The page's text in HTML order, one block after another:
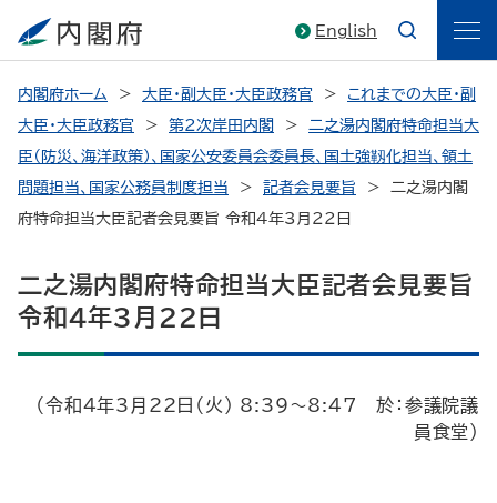
English
内閣府ホーム 大臣・副大臣・大臣政務官
これまでの大臣・副
大臣・大臣政務官
第2次岸田内閣
二之湯内閣府特命担当大
臣（防災、海洋政策）、国家公安委員会委員長、国土強靱化担当、領土
問題担当、国家公務員制度担当
記者会見要旨
二之湯内閣
府特命担当大臣記者会見要旨 令和4年3月22日
二之湯内閣府特命担当大臣記者会見要旨
令和4年3月22日
（令和4年3月22日（火） 8:39～8:47 於：参議院議
員食堂）